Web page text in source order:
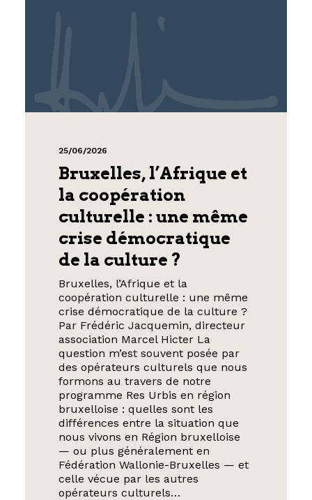
25/06/2026
Bruxelles, l’Afrique et
la coopération
culturelle : une même
crise démocratique
de la culture ?
Bruxelles, l’Afrique et la
coopération culturelle : une même
crise démocratique de la culture ?
Par Frédéric Jacquemin, directeur
association Marcel Hicter La
question m’est souvent posée par
des opérateurs culturels que nous
formons au travers de notre
programme Res Urbis en région
bruxelloise : quelles sont les
différences entre la situation que
nous vivons en Région bruxelloise
— ou plus généralement en
Fédération Wallonie-Bruxelles — et
celle vécue par les autres
opérateurs culturels…